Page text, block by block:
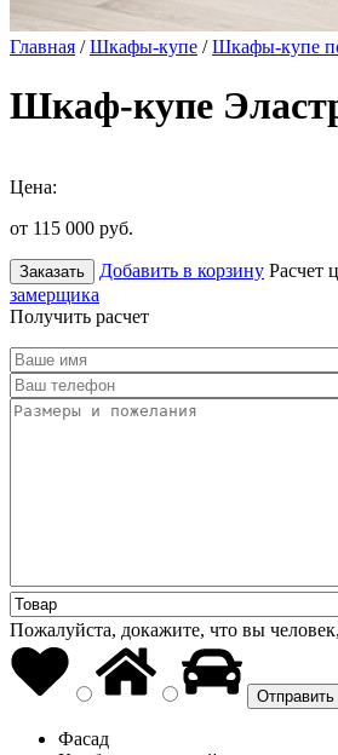
Главная /Шкафы-купе /Шкафы-купе
Шкаф-купе
Цена:
от 115 000 руб.
Заказать Добавить в корзину Расчет
замерщика
Получить расчет
Пожалуйста, докажите, что вы
Фасад